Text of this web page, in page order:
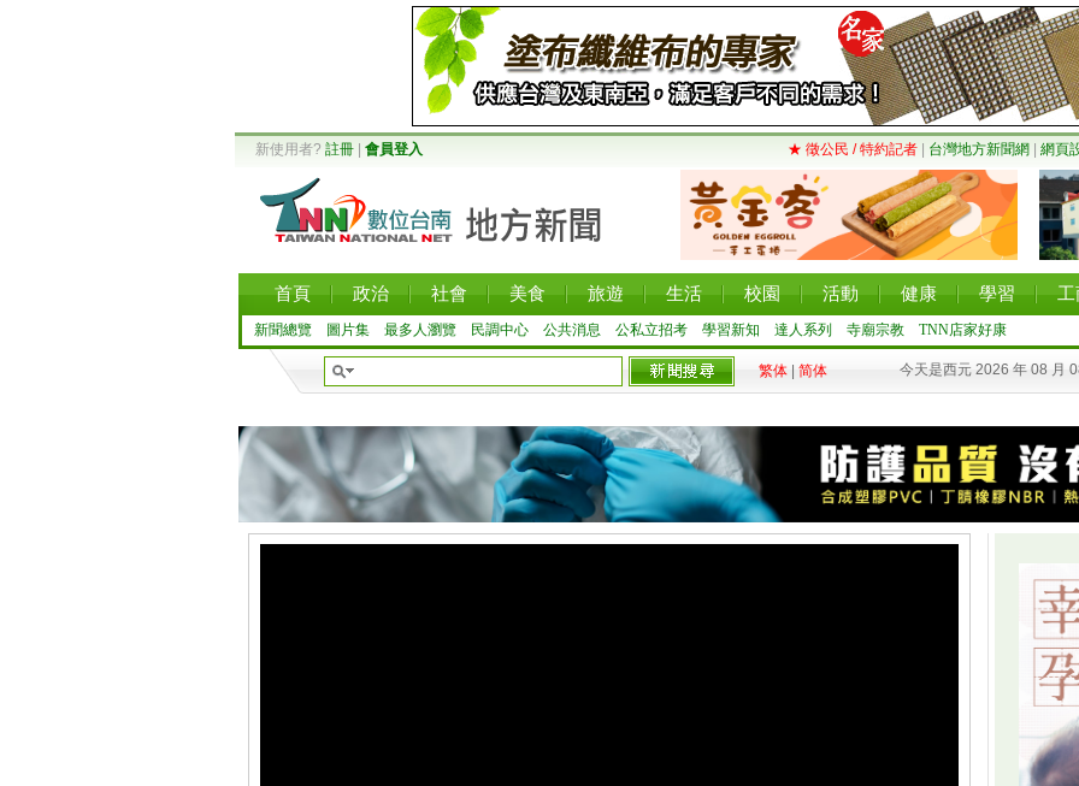
新使用者? 註冊 會員登入 ★ 徵公民 / 特約記者 台灣地方新聞網 網頁
首頁 政治 社會 美食 旅遊 生活 校園 活動 健康 學習 工
新聞總覽 圖片集 最多人瀏覽 民調中心 公共消息 公私立招考 學習新知 達人系列 寺廟宗教 TNN店家好康
繁体 简体 今天是西元 2026 年 08 月